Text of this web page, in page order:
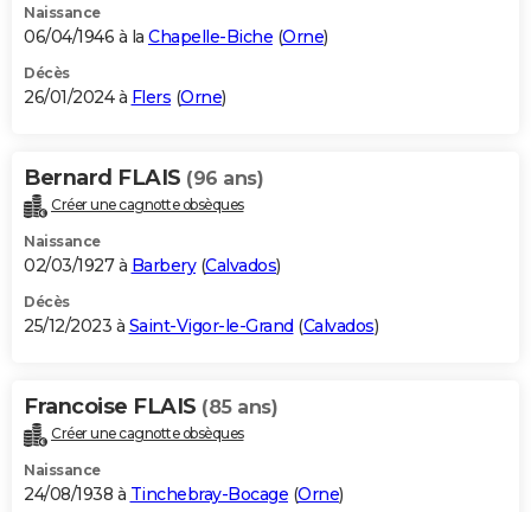
Naissance
06/04/1946 à la Chapelle-Biche (Orne)
Décès
26/01/2024 à Flers (Orne)
Bernard FLAIS (96 ans)
Créer une cagnotte obsèques
Naissance
02/03/1927 à Barbery(Calvados)
Décès
25/12/2023 à Saint-Vigor-le-Grand (Calvados)
Francoise FLAIS (85 ans)
Créer une cagnotte obsèques
Naissance
24/08/1938 à Tinchebray-Bocage (Orne)